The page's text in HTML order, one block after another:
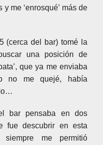
me ‘enrosqué’ más de
(cerca del bar) tomé la
una posición de
que ya me enviaba
no me quejé, había
bar pensaba en dos
fue descubrir en esta
me permitió